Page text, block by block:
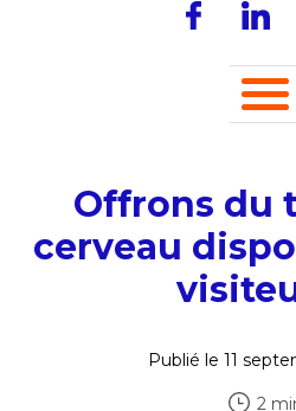
Offrons du
cerveau
Publié le 11
2